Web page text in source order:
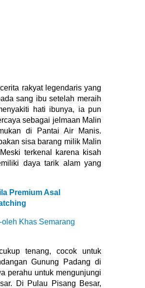
rakyat legendaris yang
sang ibu setelah meraih
hati ibunya, ia pun
sebagai jelmaan Malin
di Pantai Air Manis.
sisa barang milik Malin
terkenal karena kisah
daya tarik alam yang
Premium Asal
Khas Semarang
tenang, cocok untuk
Gunung Padang di
perahu untuk mengunjungi
Di Pulau Pisang Besar,